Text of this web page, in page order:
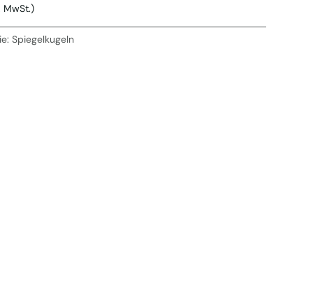
MwSt.)
Spiegelkugeln